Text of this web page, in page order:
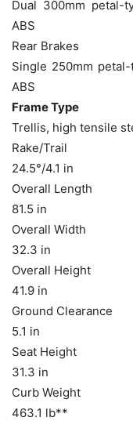
Dual 300mm petal-
ABS
Rear Brakes
Single 250mm
ABS
Frame Type
Trellis, high tensile
Rake/Trail
24.5°/4.1 in
Overall Length
81.5 in
Overall Width
32.3 in
Overall Height
41.9 in
Ground Clearance
5.1 in
Seat Height
31.3 in
Curb Weight
463.1 lb**